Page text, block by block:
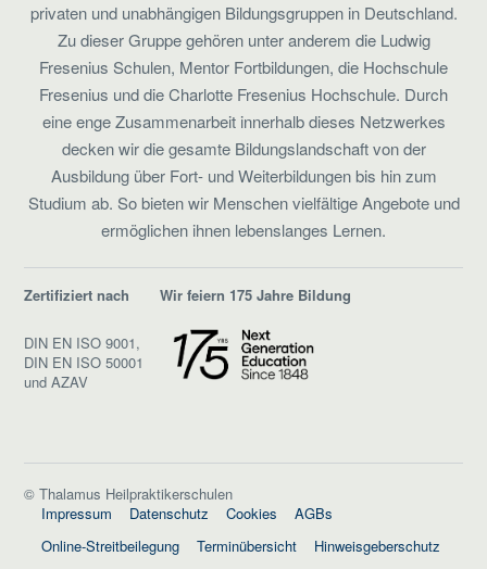
privaten und unabhängigen Bildungsgruppen in Deutschland.
Zu dieser Gruppe gehören unter anderem die Ludwig
Fresenius Schulen, Mentor Fortbildungen, die Hochschule
Fresenius und die Charlotte Fresenius Hochschule. Durch
eine enge Zusammenarbeit innerhalb dieses Netzwerkes
decken wir die gesamte Bildungslandschaft von der
Ausbildung über Fort- und Weiterbildungen bis hin zum
Studium ab. So bieten wir Menschen vielfältige Angebote und
ermöglichen ihnen lebenslanges Lernen.
Zertifiziert nach
DIN EN ISO 9001,
DIN EN ISO 50001
und AZAV
Wir feiern 175 Jahre Bildung
© Thalamus Heilpraktikerschulen
Impressum
Datenschutz Cookies
AGBs
Online-Streitbeilegung
Terminübersicht Hinweisgeberschutz